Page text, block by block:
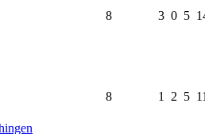
8 3 0 5
8 1 2 5